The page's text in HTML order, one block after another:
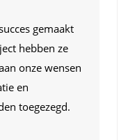
gemaakt
hebben ze
onze wensen
en
toegezegd.